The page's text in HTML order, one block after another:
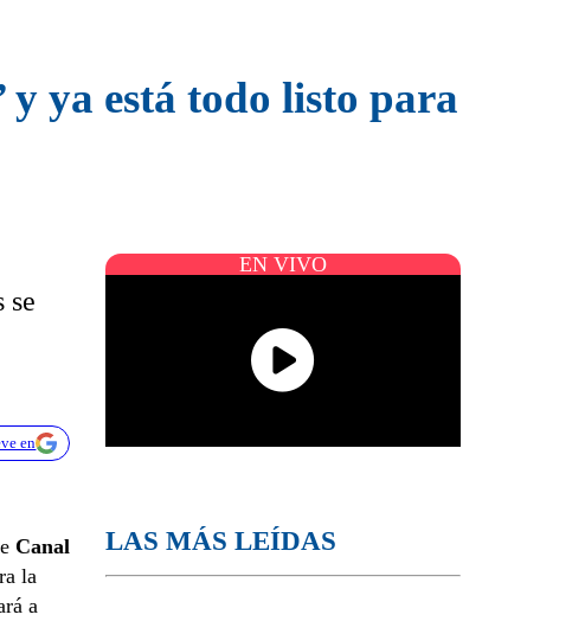
y ya está todo listo para
se
en
Canal
la
a
EN VIVO
LAS MÁS LEÍDAS